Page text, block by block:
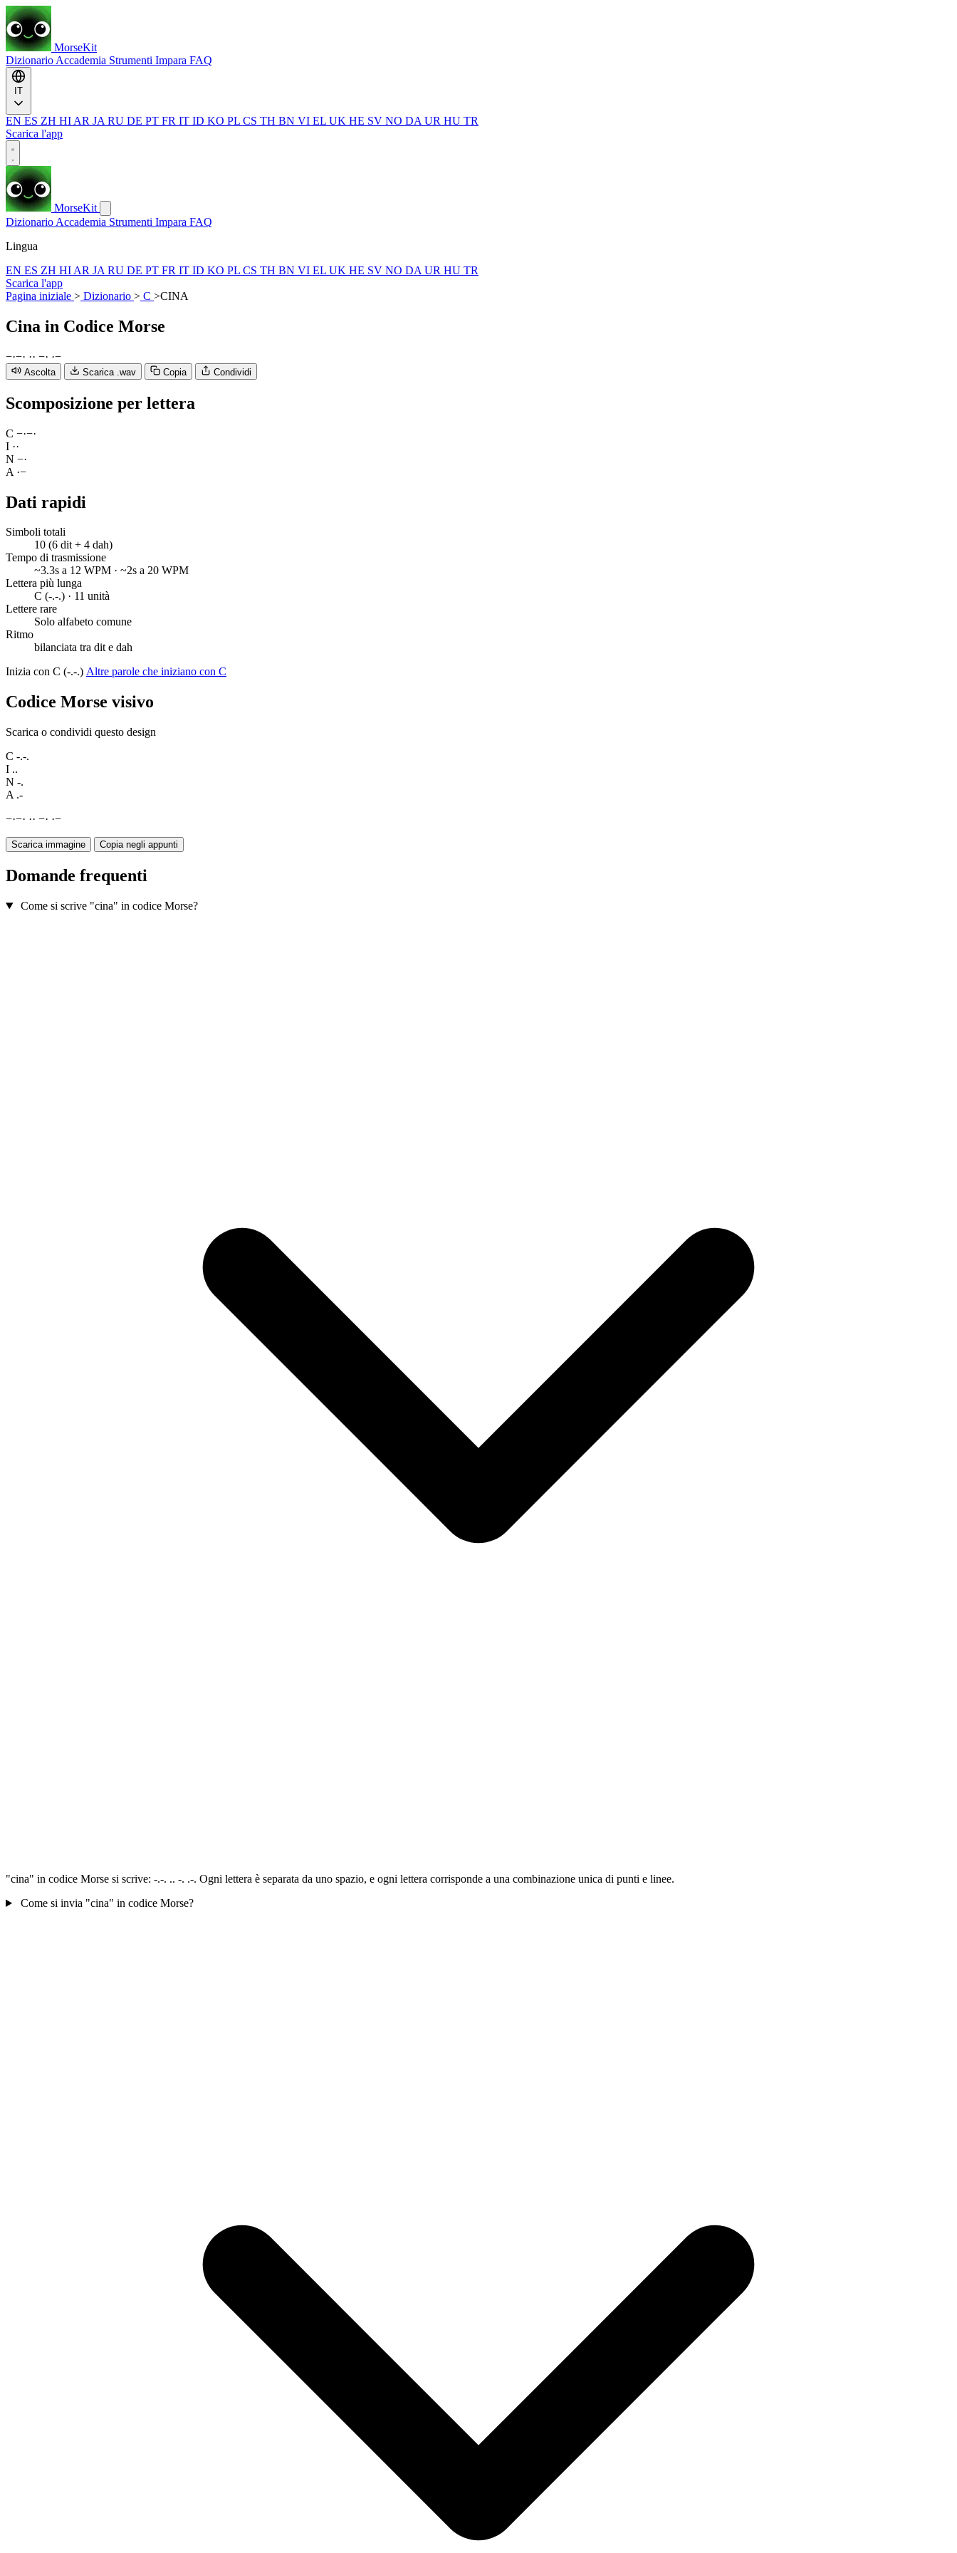
MorseKit
Dizionario Accademia Strumenti Impara FAQ
EN ES ZH HI AR JA RU DE PT FR IT ID KO PL CS TH BN VI EL UK HE SV NO DA UR HU TR
Scarica l'app
MorseKit
Dizionario Accademia Strumenti Impara FAQ
Lingua
EN ES ZH HI AR JA RU DE PT FR IT ID KO PL CS TH BN VI EL UK HE SV NO DA UR HU TR
Scarica l'app
Pagina iniziale > Dizionario > C >CINA
Cina in Codice Morse
−·−· ·· −· ·−
Ascolta Scarica .wav Copia Condividi
Scomposizione per lettera
C −·−·
I ··
N −·
A ·−
Dati rapidi
Simboli totali
10 (6 dit + 4 dah)
Tempo di trasmissione
~3.3s a 12 WPM · ~2s a 20 WPM
Lettera più lunga
C (-.-.) · 11 unità
Lettere rare
Solo alfabeto comune
Ritmo
bilanciata tra dit e dah
Inizia con C (-.-.) Altre parole che iniziano con C
Codice Morse visivo
Scarica o condividi questo design
C -.-.
I ..
N -.
A .-
−·−· ·· −· ·−
Scarica immagine Copia negli appunti
Domande frequenti
Come si scrive "cina" in codice Morse?
"cina" in codice Morse si scrive: -.-. .. -. .-. Ogni lettera è separata da uno spazio, e ogni lettera corrisponde a una combinazione unica di punti e linee.
Come si invia "cina" in codice Morse?